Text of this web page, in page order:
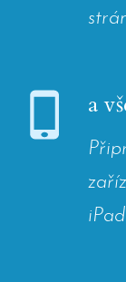
a